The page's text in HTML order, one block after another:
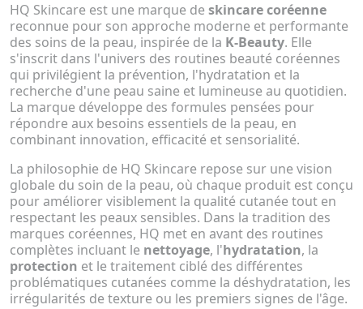
HQ Skincare est une marque de skincare coréenne
reconnue pour son approche moderne et performante
des soins de la peau, inspirée de la K-Beauty. Elle
s'inscrit dans l'univers des routines beauté coréennes
qui privilégient la prévention, l'hydratation et la
recherche d'une peau saine et lumineuse au quotidien.
La marque développe des formules pensées pour
répondre aux besoins essentiels de la peau, en
combinant innovation, efficacité et sensorialité.
La philosophie de HQ Skincare repose sur une vision
globale du soin de la peau, où chaque produit est conçu
pour améliorer visiblement la qualité cutanée tout en
respectant les peaux sensibles. Dans la tradition des
marques coréennes, HQ met en avant des routines
complètes incluant le nettoyage, l'hydratation, la
protection et le traitement ciblé des différentes
problématiques cutanées comme la déshydratation, les
irrégularités de texture ou les premiers signes de l'âge.